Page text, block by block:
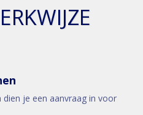
dien je een aanvraag in voor